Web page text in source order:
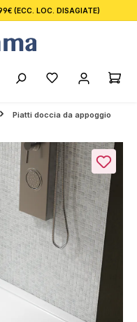
(ECC. LOC. DISAGIATE)
Piatti doccia da appoggio